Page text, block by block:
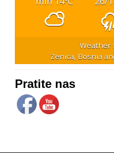
Weather
Zenica, Bosnia
Pratite nas